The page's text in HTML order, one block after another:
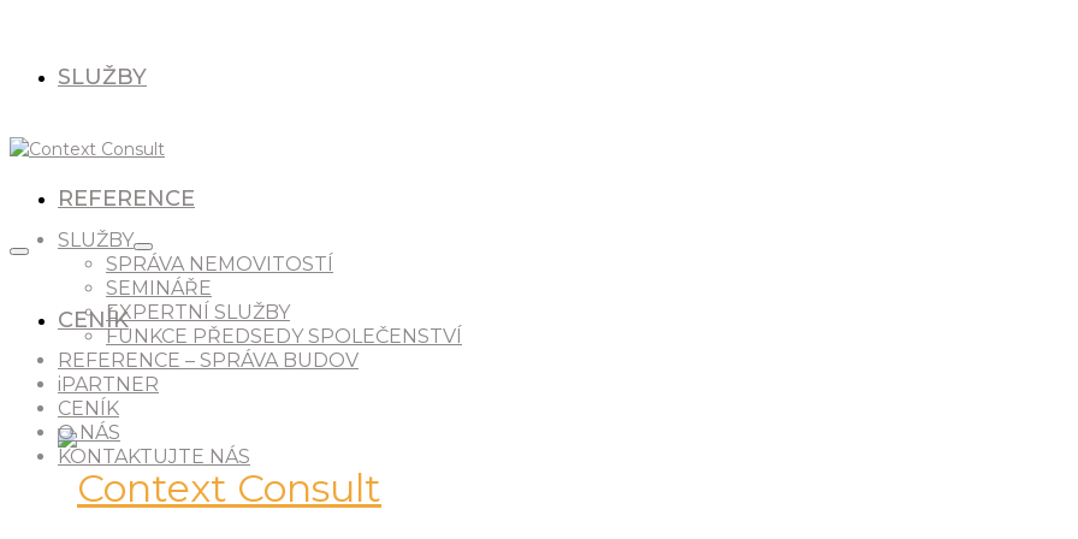
SLUŽBY
REFERENCE
CENÍK
SLUŽBY
SPRÁVA NEMOVITOSTÍ
SEMINÁŘE
EXPERTNÍ SLUŽBY
FUNKCE PŘEDSEDY SPOLEČENSTVÍ
REFERENCE – SPRÁVA BUDOV
iPARTNER
CENÍK
O NÁS
KONTAKTUJTE NÁS